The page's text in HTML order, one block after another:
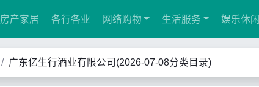
房产家居 各行各业 网络购物 生活服务 娱乐休闲
广东亿生行酒业有限公司(2026-07-08分类目录)